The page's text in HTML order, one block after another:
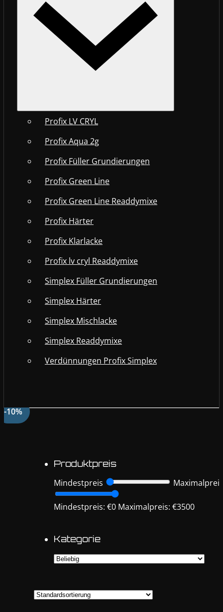
Profix LV CRYL
Profix Aqua 2g
Profix Füller Grundierungen
Profix Green Line
Profix Green Line Readdymixe
Profix Härter
Profix Klarlacke
Profix lv cryl Readdymixe
Simplex Füller Grundierungen
Simplex Härter
Simplex Mischlacke
Simplex Readdymixe
Verdünnungen Profix Simplex
Produktpreis
Mindestpreis
Maximalpreis
Mindestpreis: €0 Maximalpreis: €3500
Kategorie
-10%